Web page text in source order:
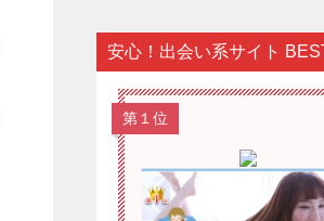
安心！出会い系サイト
第１位